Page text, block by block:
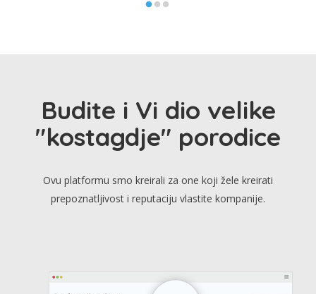
Budite i Vi dio velike
"kostagdje" porodice
Ovu platformu smo kreirali za one koji žele kreirati
prepoznatljivost i reputaciju vlastite kompanije.